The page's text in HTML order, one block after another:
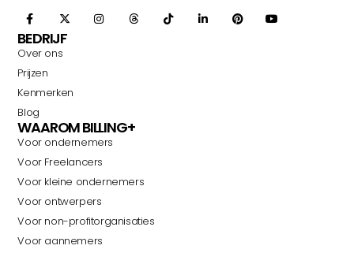
BEDRIJF
Over ons
Prijzen
Kenmerken
Blog
WAAROM BILLING+
Voor ondernemers
Voor Freelancers
Voor kleine ondernemers
Voor ontwerpers
Voor non-profitorganisaties
Voor aannemers